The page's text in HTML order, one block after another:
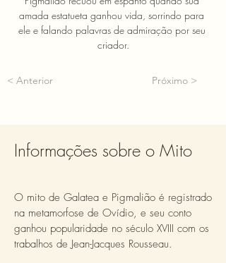
amada estatueta ganhou vida, sorrindo para
ele e falando palavras de admiração por seu
criador.
< Anterior Próximo >
Informações sobre o Mito
O mito de Galatea e Pigmalião é registrado
na metamorfose de Ovídio, e seu conto
ganhou popularidade no século XVIII com os
trabalhos de Jean-Jacques Rousseau.